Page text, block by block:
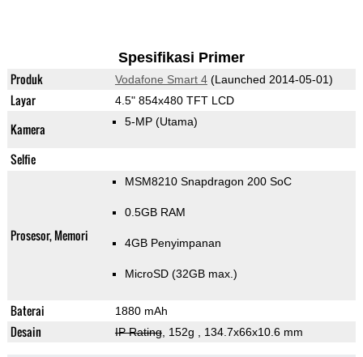
Spesifikasi Primer
Produk Vodafone Smart 4(Launched 2014-05-01)
Layar 4.5" 854x480 TFT LCD
Kamera 5-MP (Utama)
Selfie
Prosesor, Memori
MSM8210 Snapdragon 200 SoC
0.5GB RAM
4GB Penyimpanan
MicroSD (32GB max.)
Baterai 1880 mAh
Desain IP Rating, 152g , 134.7x66x10.6 mm